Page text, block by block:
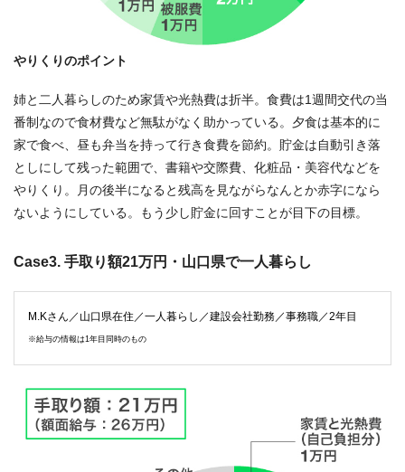
やりくりのポイント
姉と二人暮らしのため家賃や光熱費は折半。食費は1週間交代の当
番制なので食材費など無駄がなく助かっている。夕食は基本的に
家で食べ、昼も弁当を持って行き食費を節約。貯金は自動引き落
としにして残った範囲で、書籍や交際費、化粧品・美容代などを
やりくり。月の後半になると残高を見ながらなんとか赤字になら
ないようにしている。もう少し貯金に回すことが目下の目標。
Case3. 手取り額21万円・山口県で一人暮らし
M.Kさん／山口県在住／一人暮らし／建設会社勤務／事務職／2年目
※給与の情報は1年目同時のもの